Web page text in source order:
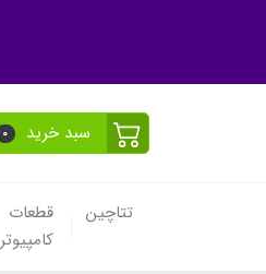
سبد خرید 0
تتاچین
قطعات
کامپیوتر